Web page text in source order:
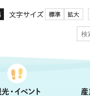
文字サイズ